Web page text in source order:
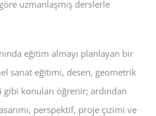
uzmanlaşmış derslerle
eğitim almayı planlayan bir
sanat eğitimi, desen, geometrik
konuları öğrenir; ardından
perspektif, proje çizimi ve